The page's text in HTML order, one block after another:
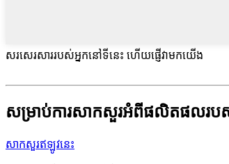
សរសេរសាររបស់អ្នកនៅទីនេះ ហើយផ្ញើវាមកយើង
សម្រាប់ការសាកសួរអំពីផលិតផលរប
សាកសួរឥឡូវនេះ